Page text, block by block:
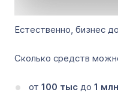
Естественно, бизнес
Сколько средств
от 100 тыс до 1 млн